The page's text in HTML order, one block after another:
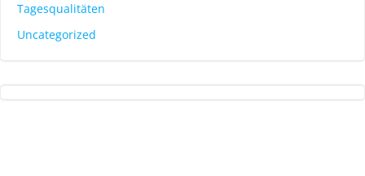
Tagesqualitäten
Uncategorized